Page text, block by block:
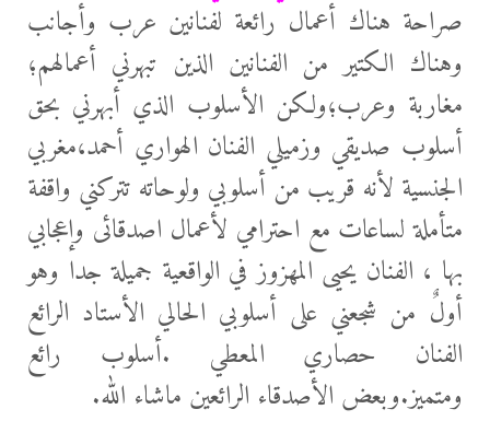
صراحة هناك أعمال رائعة لفنانين عرب وأجانب
وهناك الكتير من الفنانين الذين تبهرني أعمالهم؛
مغاربة وعرب؛ولكن الأسلوب الذي أبهرني بحق
أسلوب صديقي وزميلي الفنان الهواري أحمد،مغربي
الجنسية لأنه قريب من أسلوبي ولوحاته تتركني واقفة
متأملة لساعات مع احترامي لأعمال اصدقائى وإعجابي
بها ، الفنان يحيی المهزوز في الواقعية جميلة جدا وهو
أولٌ من شجعني علی أسلوبي الحالي الأستاد الرائع
الفنان حصاري المعطي .أسلوب رائع
ومتميز.وبعض الأصدقاء الرائعين ماشاء ﷲ.